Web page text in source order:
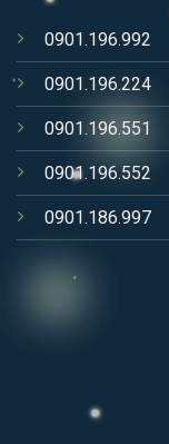
0901.196.992
0901.196.224
0901.196.551
0901.196.552
0901.186.997